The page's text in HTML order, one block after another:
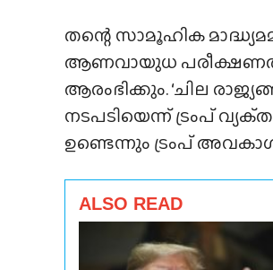
തന്റെ സാമൂഹിക
ആണവായുധ
ആരംഭിക്കും. ‘ചില
നടപടിയെന്ന് ട്രംപ്
ഉണ്ടെന്നും ട്രംപ്
ALSO READ